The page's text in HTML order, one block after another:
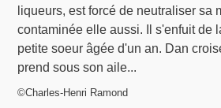
liqueurs, est forcé de neutraliser sa
contaminée elle aussi. Il s'enfuit de
petite soeur âgée d'un an. Dan
prend sous son aile...
©Charles-Henri Ramond